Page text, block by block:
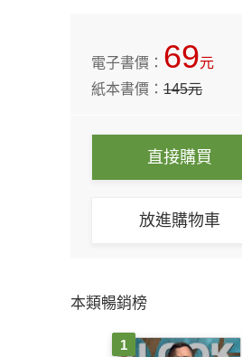
電子書價： 69元
紙本書價：145元
直接購買
放進購物車
本類暢銷榜
1